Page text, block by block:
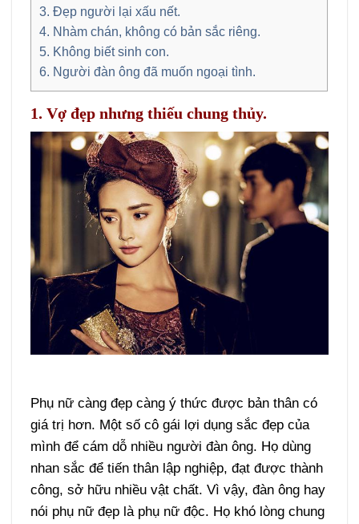
3. Đẹp người lại xấu nết.
4. Nhàm chán, không có bản sắc riêng.
5. Không biết sinh con.
6. Người đàn ông đã muốn ngoại tình.
1. Vợ đẹp nhưng thiếu chung thủy.
Phụ nữ càng đẹp càng ý thức được bản thân có
giá trị hơn. Một số cô gái lợi dụng sắc đẹp của
mình để cám dỗ nhiều người đàn ông. Họ dùng
nhan sắc để tiến thân lập nghiệp, đạt được thành
công, sở hữu nhiều vật chất. Vì vậy, đàn ông hay
nói phụ nữ đẹp là phụ nữ độc. Họ khó lòng chung